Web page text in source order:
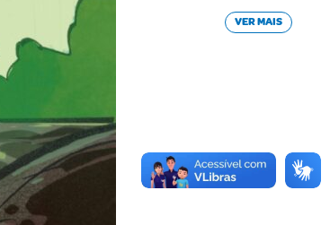
VER MAIS